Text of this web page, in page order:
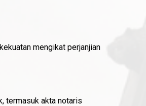
mengikat perjanjian
termasuk akta notaris